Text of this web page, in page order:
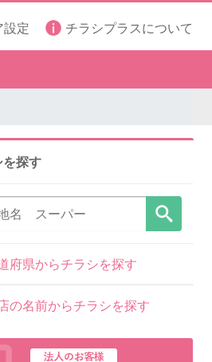
設定 チラシプラスについて
探す
府県からチラシを探す
の名前からチラシを探す